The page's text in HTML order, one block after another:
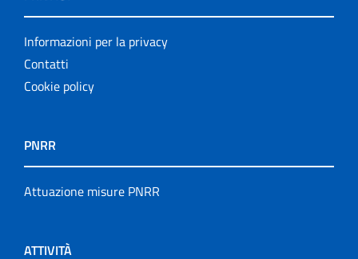
Informazioni per la privacy
Contatti
Cookie policy
PNRR
Attuazione misure PNRR
ATTIVITÀ